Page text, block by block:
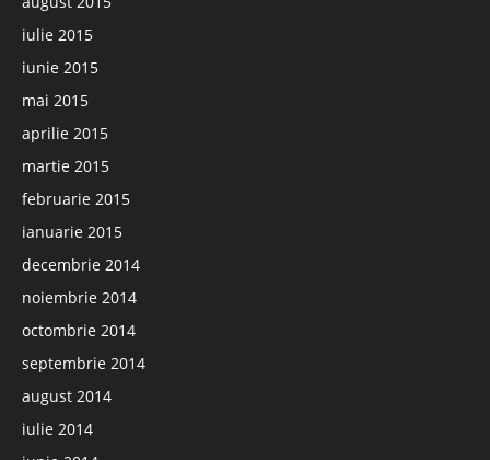
iulie 2015
iunie 2015
mai 2015
aprilie 2015
martie 2015
februarie 2015
ianuarie 2015
decembrie 2014
noiembrie 2014
octombrie 2014
septembrie 2014
august 2014
iulie 2014